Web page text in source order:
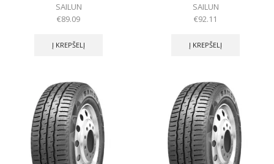
SAILUN
€89.09
Į KREPŠELĮ
SAILUN
€92.11
Į KREPŠELĮ